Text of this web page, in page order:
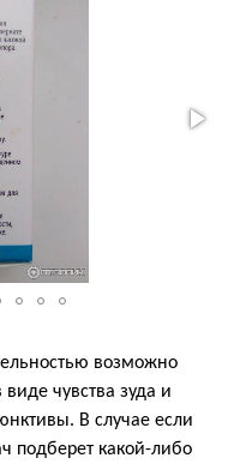
возможно
чувства зуда и
В случае если
подберет какой-либо